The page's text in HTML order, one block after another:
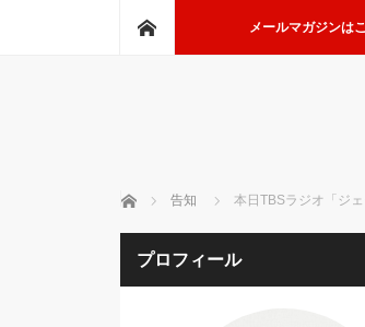
メールマガジンは
ホーム 告知 本日TBSラジオ「ジ
プロフィール